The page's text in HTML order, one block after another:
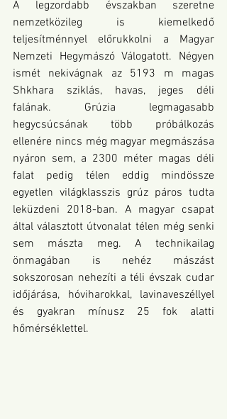
A legzordabb évszakban szeretne
nemzetközileg is kiemelkedő
teljesítménnyel előrukkolni a Magyar
Nemzeti Hegymászó Válogatott. Négyen
ismét nekivágnak az 5193 m magas
Shkhara sziklás, havas, jeges déli
falának. Grúzia legmagasabb
hegycsúcsának több próbálkozás
ellenére nincs még magyar megmászása
nyáron sem, a 2300 méter magas déli
falat pedig télen eddig mindössze
egyetlen világklasszis grúz páros tudta
leküzdeni 2018-ban. A magyar csapat
által választott útvonalat télen még senki
sem mászta meg. A technikailag
önmagában is nehéz mászást
sokszorosan nehezíti a téli évszak cudar
időjárása, hóviharokkal, lavinaveszéllyel
és gyakran mínusz 25 fok alatti
hőmérséklettel.